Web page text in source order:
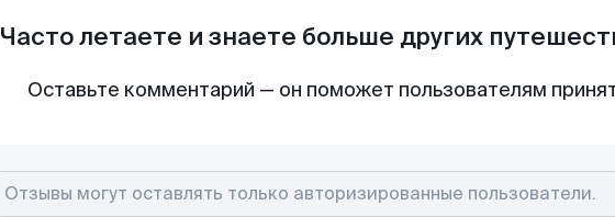
Часто летаете и знаете больше других
Оставьте комментарий — он поможет пользователям